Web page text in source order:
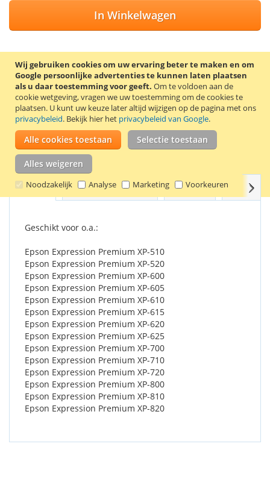
Wij gebruiken cookies om uw ervaring beter te maken en om
Google persoonlijke advertenties te kunnen laten plaatsen
als u daar toestemming voor geeft. Om te voldoen aan de
cookie wetgeving, vragen we uw toestemming om de cookies te
plaatsen. U kunt uw keuze later altijd wijzigen op de pagina met ons
privacybeleid. Bekijk hier het privacybeleid van Google.
Alle cookies toestaan Selectie toestaan
Alles weigeren
Noodzakelijk Analyse Marketing Voorkeuren
In Winkelwagen
VOEG TOE AAN VERLANGLIJST
TOEVOEGEN OM TE VERGELIJKEN
100% Nieuwe compatible Epson 26XL (T2634) inkt cartridge.
Inhoud: 10 ml. Kleur: geel.
Goede kwaliteit en 2 jaar garantie!
Details Productkenmerken Reviews
Geschikt voor o.a.:
Epson Expression Premium XP-510
Epson Expression Premium XP-520
Epson Expression Premium XP-600
Epson Expression Premium XP-605
Epson Expression Premium XP-610
Epson Expression Premium XP-615
Epson Expression Premium XP-620
Epson Expression Premium XP-625
Epson Expression Premium XP-700
Epson Expression Premium XP-710
Epson Expression Premium XP-720
Epson Expression Premium XP-800
Epson Expression Premium XP-810
Epson Expression Premium XP-820